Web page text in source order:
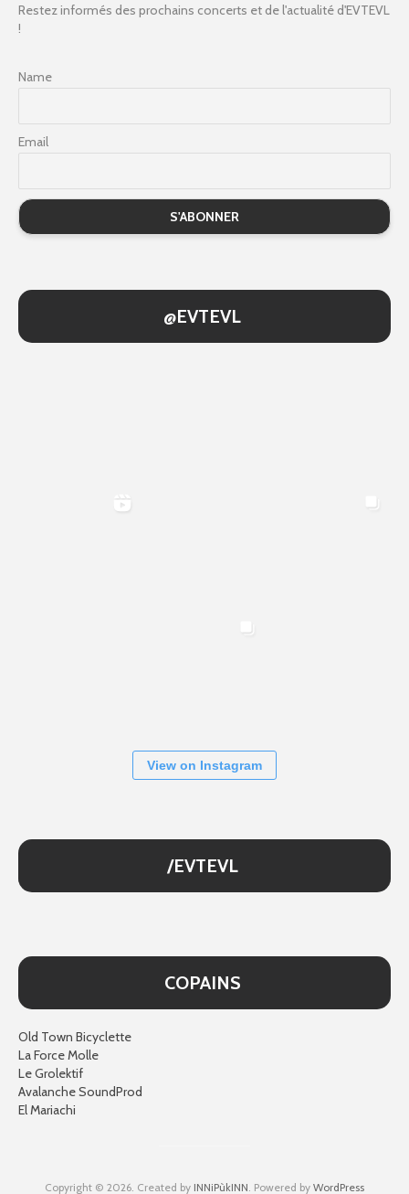
Restez informés des prochains concerts et de l'actualité d'EVTEVL
!
Name
Email
@EVTEVL
View on Instagram
/EVTEVL
COPAINS
Old Town Bicyclette
La Force Molle
Le Grolektif
Avalanche SoundProd
El Mariachi
Copyright © 2026. Created by INNiPùkINN. Powered by WordPress